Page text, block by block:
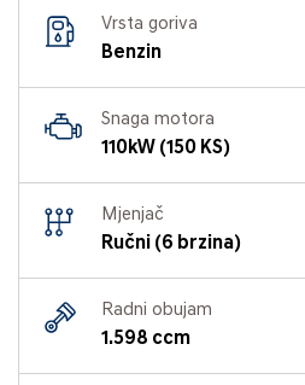
Vrsta goriva
Benzin
Snaga motora
110kW (150 KS)
Mjenjač
Ručni (6 brzina)
Radni obujam
1.598 ccm